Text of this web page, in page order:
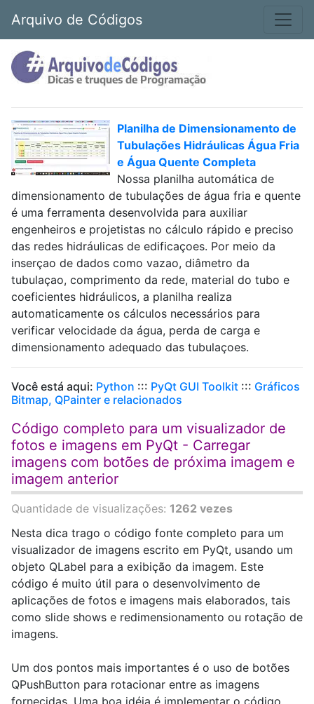
Arquivo de Códigos
Planilha de Dimensionamento de
Tubulações Hidráulicas Água Fria
e Água Quente Completa
Nossa planilha automática de
dimensionamento de tubulações de água fria e quente
é uma ferramenta desenvolvida para auxiliar
engenheiros e projetistas no cálculo rápido e preciso
das redes hidráulicas de edificaçoes. Por meio da
inserçao de dados como vazao, diâmetro da
tubulaçao, comprimento da rede, material do tubo e
coeficientes hidráulicos, a planilha realiza
automaticamente os cálculos necessários para
verificar velocidade da água, perda de carga e
dimensionamento adequado das tubulaçoes.
Você está aqui: Python ::: PyQt GUI Toolkit ::: Gráficos
Bitmap, QPainter e relacionados
Código completo para um visualizador de
fotos e imagens em PyQt - Carregar
imagens com botões de próxima imagem e
imagem anterior
Quantidade de visualizações: 1262 vezes
Nesta dica trago o código fonte completo para um
visualizador de imagens escrito em PyQt, usando um
objeto QLabel para a exibição da imagem. Este
código é muito útil para o desenvolvimento de
aplicações de fotos e imagens mais elaborados, tais
como slide shows e redimensionamento ou rotação de
imagens.
Um dos pontos mais importantes é o uso de botões
QPushButton para rotacionar entre as imagens
fornecidas. Uma boa idéia é implementar o código